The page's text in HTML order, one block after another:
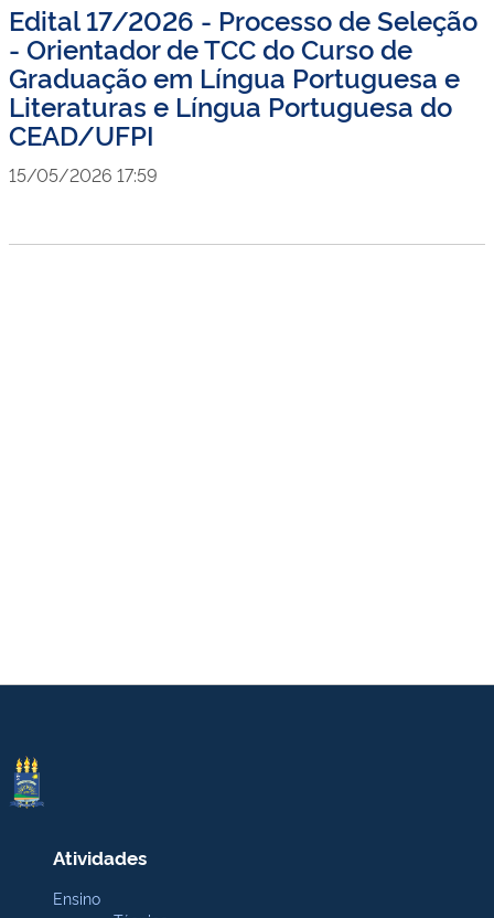
Edital 17/2026 - Processo de Seleção
- Orientador de TCC do Curso de
Graduação em Língua Portuguesa e
Literaturas e Língua Portuguesa do
CEAD/UFPI
15/05/2026 17:59
Atividades
Ensino